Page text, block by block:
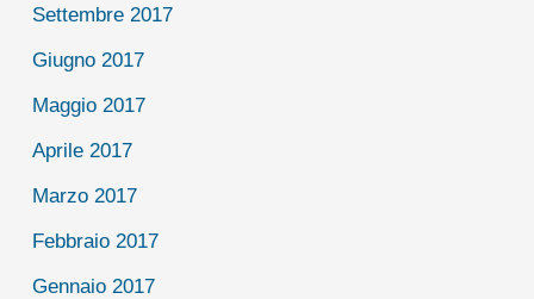
Settembre 2017
Giugno 2017
Maggio 2017
Aprile 2017
Marzo 2017
Febbraio 2017
Gennaio 2017